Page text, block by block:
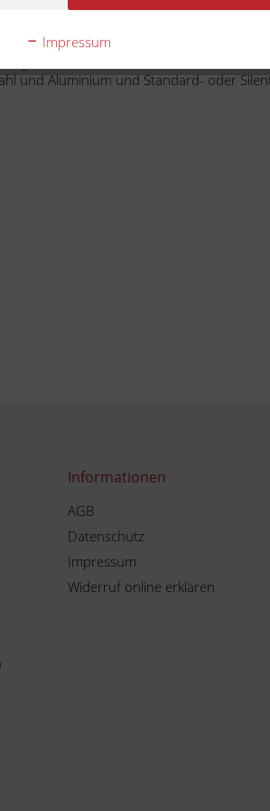
und Aluminium und Standard- oder
Informationen
AGB
Datenschutz
Impressum
Widerruf online erklären
Impressum